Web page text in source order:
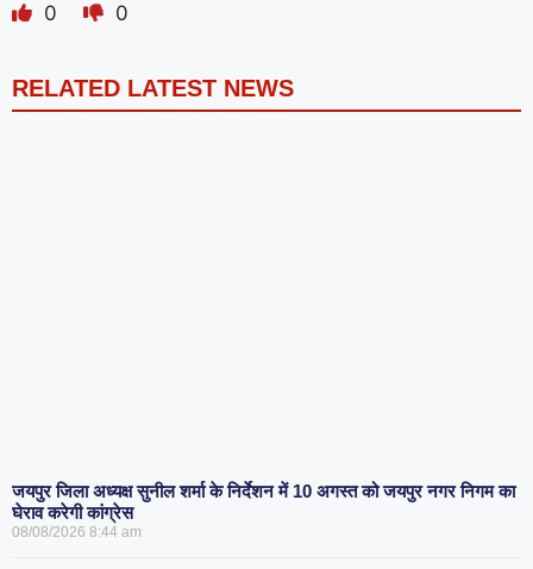
0 0
RELATED LATEST NEWS
जयपुर जिला अध्यक्ष सुनील शर्मा के निर्देशन में 10 अगस्त को जयपुर नगर निगम का
घेराव करेगी कांग्रेस
08/08/2026 8:44 am